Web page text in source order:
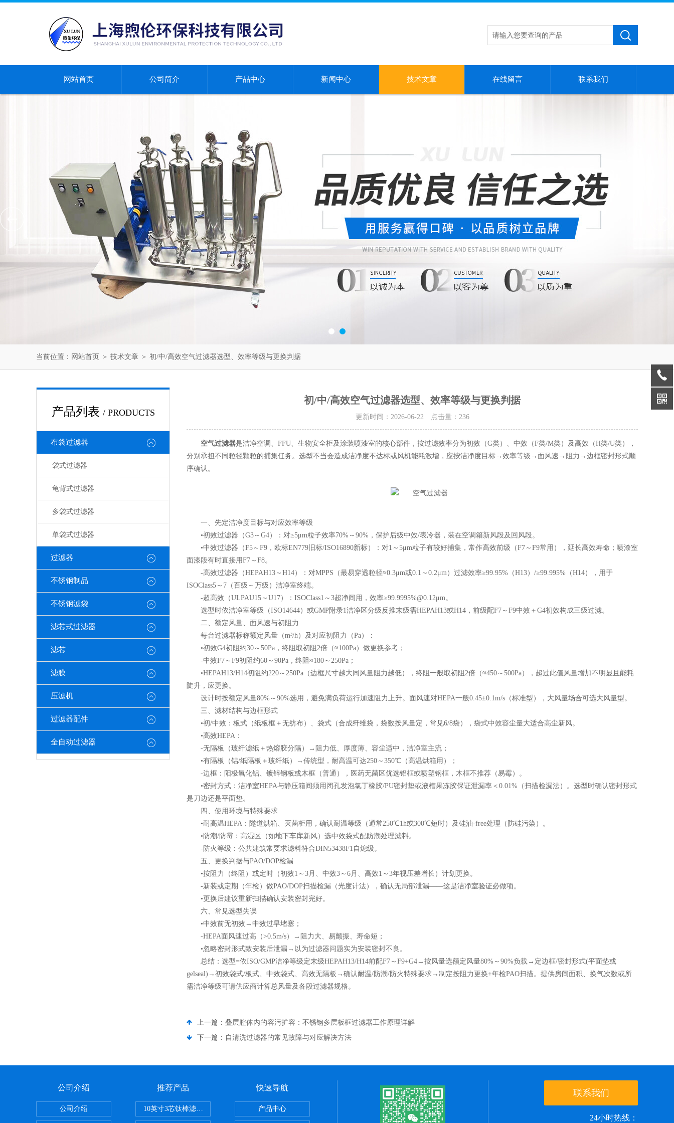
网站首页 公司简介 产品中心 新闻中心 技术文章 在线留言 联系我们
当前位置： 网站首页 ＞ 技术文章 ＞ 初/中/高效空气过滤器选型、效率等级与更换判据
产品列表 / PRODUCTS
布袋过滤器
袋式过滤器
龟背式过滤器
多袋式过滤器
单袋式过滤器
过滤器
不锈钢制品
不锈钢滤袋
滤芯式过滤器
滤芯
滤膜
压滤机
过滤器配件
全自动过滤器
初/中/高效空气过滤器选型、效率等级与更换判据
更新时间：2026-06-22 点击量： 236
空气过滤器是洁净空调、FFU、生物安全柜及涂装喷漆室的核心部件，按过滤效率分为初效（G类）、中效（F类/M类）及高效（H类/U类），
分别承担不同粒径颗粒的捕集任务。选型不当会造成洁净度不达标或风机能耗激增，应按洁净度目标→效率等级→面风速→阻力→边框密封形式顺
序确认。
一、先定洁净度目标与对应效率等级
•初效过滤器（G3～G4）：对≥5μm粒子效率70%～90%，保护后级中效/表冷器，装在空调箱新风段及回风段。
•中效过滤器（F5～F9，欧标EN779旧标/ISO16890新标）：对1～5μm粒子有较好捕集，常作高效前级（F7～F9常用），延长高效寿命；喷漆室
面漆段有时直接用F7～F8。
-高效过滤器（HEPAH13～H14）：对MPPS（最易穿透粒径≈0.3μm或0.1～0.2μm）过滤效率≥99.95%（H13）/≥99.995%（H14），用于
ISOClass5～7（百级～万级）洁净室终端。
-超高效（ULPAU15～U17）：ISOClass1～3超净间用，效率≥99.9995%@0.12μm。
选型时依洁净室等级（ISO14644）或GMP附录1洁净区分级反推末级需HEPAH13或H14，前级配F7～F9中效＋G4初效构成三级过滤。
二、额定风量、面风速与初阻力
每台过滤器标称额定风量（m³/h）及对应初阻力（Pa）：
•初效G4初阻约30～50Pa，终阻取初阻2倍（≈100Pa）做更换参考；
-中效F7～F9初阻约60～90Pa，终阻≈180～250Pa；
•HEPAH13/H14初阻约220～250Pa（边框尺寸越大同风量阻力越低），终阻一般取初阻2倍（≈450～500Pa），超过此值风量增加不明显且能耗
陡升，应更换。
设计时按额定风量80%～90%选用，避免满负荷运行加速阻力上升。面风速对HEPA一般0.45±0.1m/s（标准型），大风量场合可选大风量型。
三、滤材结构与边框形式
•初/中效：板式（纸板框＋无纺布）、袋式（合成纤维袋，袋数按风量定，常见6/8袋），袋式中效容尘量大适合高尘新风。
•高效HEPA：
-无隔板（玻纤滤纸＋热熔胶分隔）→阻力低、厚度薄、容尘适中，洁净室主流；
•有隔板（铝/纸隔板＋玻纤纸）→传统型，耐高温可达250～350℃（高温烘箱用）；
-边框：阳极氧化铝、镀锌钢板或木框（普通），医药无菌区优选铝框或喷塑钢框，木框不推荐（易霉）。
•密封方式：洁净室HEPA与静压箱间须用闭孔发泡氯丁橡胶/PU密封垫或液槽果冻胶保证泄漏率＜0.01%（扫描检漏法）。选型时确认密封形式
是刀边还是平面垫。
四、使用环境与特殊要求
•耐高温HEPA：隧道烘箱、灭菌柜用，确认耐温等级（通常250℃1h或300℃短时）及硅油-free处理（防硅污染）。
•防潮/防霉：高湿区（如地下车库新风）选中效袋式配防潮处理滤料。
-防火等级：公共建筑常要求滤料符合DIN53438F1自熄级。
五、更换判据与PAO/DOP检漏
•按阻力（终阻）或定时（初效1～3月、中效3～6月、高效1～3年视压差增长）计划更换。
-新装或定期（年检）做PAO/DOP扫描检漏（光度计法），确认无局部泄漏——这是洁净室验证必做项。
•更换后建议重新扫描确认安装密封完好。
六、常见选型失误
•中效前无初效→中效过早堵塞；
-HEPA面风速过高（>0.5m/s）→阻力大、易颤振、寿命短；
•忽略密封形式致安装后泄漏→以为过滤器问题实为安装密封不良。
总结：选型=依ISO/GMP洁净等级定末级HEPAH13/H14前配F7～F9+G4→按风量选额定风量80%～90%负载→定边框/密封形式(平面垫或
gelseal)→初效袋式/板式、中效袋式、高效无隔板→确认耐温/防潮/防火特殊要求→制定按阻力更换+年检PAO扫描。提供房间面积、换气次数或所
需洁净等级可请供应商计算总风量及各段过滤器规格。
上一篇： 叠层腔体内的容污扩容：不锈钢多层板框过滤器工作原理详解
下一篇： 自清洗过滤器的常见故障与对应解决方法
公司介绍
公司介绍
推荐产品
10英寸3芯钛棒滤芯过滤器
快速导航
产品中心
联系我们
24小时热线：